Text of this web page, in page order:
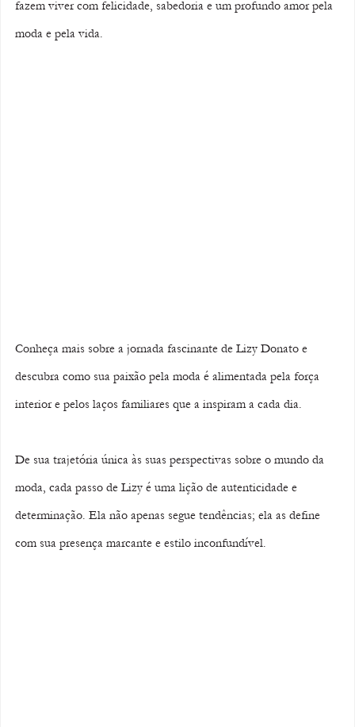
fazem viver com felicidade, sabedoria e um profundo amor pela
moda e pela vida.
Conheça mais sobre a jornada fascinante de Lizy Donato e
descubra como sua paixão pela moda é alimentada pela força
interior e pelos laços familiares que a inspiram a cada dia.
De sua trajetória única às suas perspectivas sobre o mundo da
moda, cada passo de Lizy é uma lição de autenticidade e
determinação. Ela não apenas segue tendências; ela as define
com sua presença marcante e estilo inconfundível.